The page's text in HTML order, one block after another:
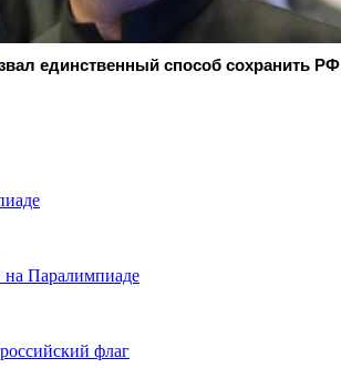
единственный способ сохранить РФ
на Паралимпиаде
флаг